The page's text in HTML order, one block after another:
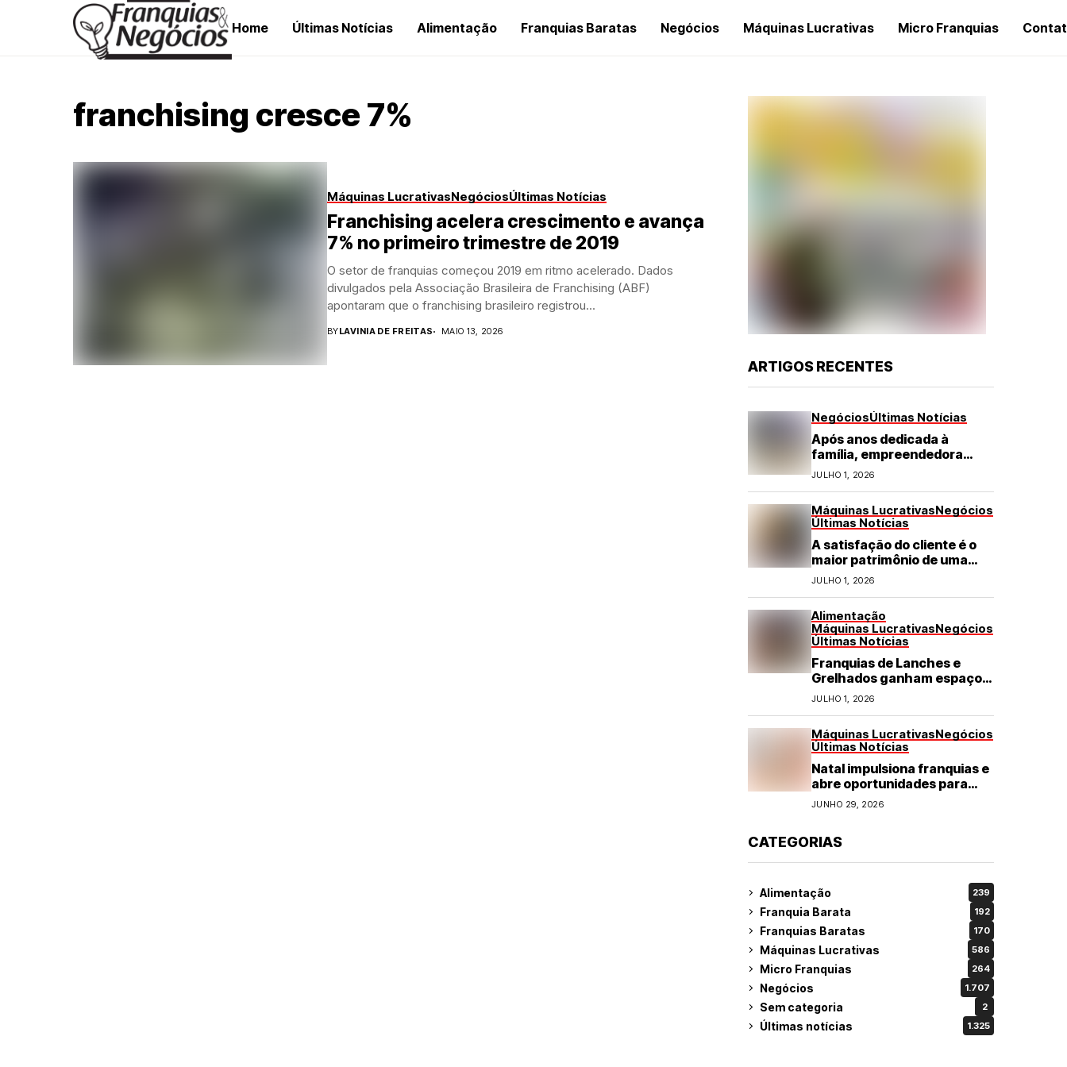
Home Últimas Notícias Alimentação Franquias Baratas Negócios Máquinas Lucrativas Micro Franquias
franchising cresce 7%
Máquinas LucrativasNegóciosÚltimas Notícias
Franchising acelera crescimento e avança
7% no primeiro trimestre de 2019
O setor de franquias começou 2019 em ritmo acelerado. Dados
divulgados pela Associação Brasileira de Franchising (ABF)
apontaram que o franchising brasileiro registrou...
BYLAVINIA DE FREITAS MAIO 13, 2026
ARTIGOS RECENTES
NegóciosÚltimas Notícias
Após anos dedicada à
família, empreendedora
transforma franquia de
turismo em negócio de
JULHO 1, 2026
Máquinas LucrativasNegócios
Últimas Notícias
A satisfação do cliente é o
maior patrimônio de uma
franquia
JULHO 1, 2026
Alimentação
Máquinas LucrativasNegócios
Últimas Notícias
Franquias de Lanches e
Grelhados ganham espaço
com demanda por refeições
rápidas e de qualidade
JULHO 1, 2026
Máquinas LucrativasNegócios
Últimas Notícias
Natal impulsiona franquias e
abre oportunidades para
diversos segmentos do
JUNHO 29, 2026
CATEGORIAS
Alimentação 239
Franquia Barata 192
Franquias Baratas 170
Máquinas Lucrativas 586
Micro Franquias 264
Negócios 1.707
Sem categoria 2
Últimas notícias 1.325